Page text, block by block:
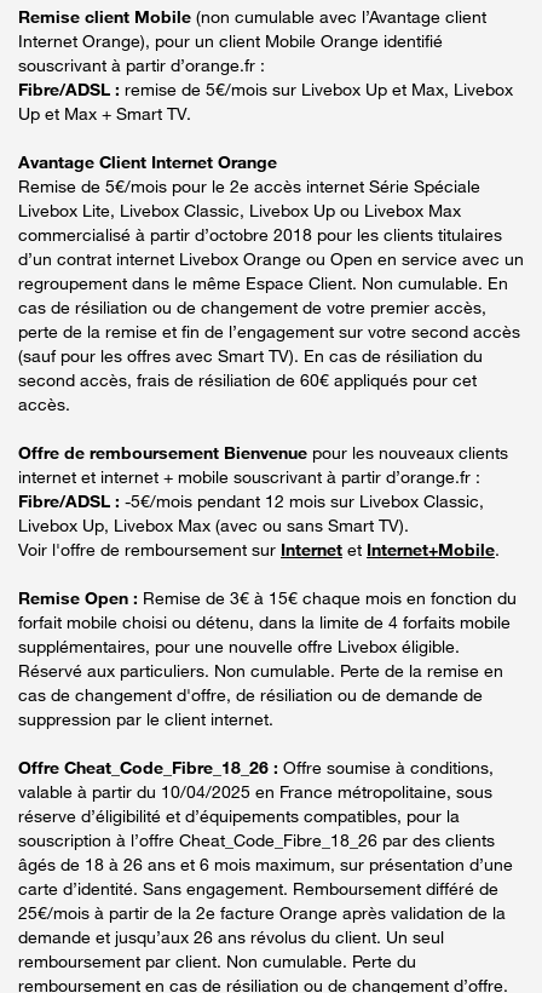
Remise client Mobile (non cumulable avec l’Avantage client
Internet Orange), pour un client Mobile Orange identifié
souscrivant à partir d’orange.fr :
Fibre/ADSL : remise de 5€/mois sur Livebox Up et Max, Livebox
Up et Max + Smart TV.
Avantage Client Internet Orange
Remise de 5€/mois pour le 2e accès internet Série Spéciale
Livebox Lite, Livebox Classic, Livebox Up ou Livebox Max
commercialisé à partir d’octobre 2018 pour les clients titulaires
d’un contrat internet Livebox Orange ou Open en service avec un
regroupement dans le même Espace Client. Non cumulable. En
cas de résiliation ou de changement de votre premier accès,
perte de la remise et fin de l’engagement sur votre second accès
(sauf pour les offres avec Smart TV). En cas de résiliation du
second accès, frais de résiliation de 60€ appliqués pour cet
accès.
Offre de remboursement Bienvenue pour les nouveaux clients
internet et internet + mobile souscrivant à partir d’orange.fr :
Fibre/ADSL : -5€/mois pendant 12 mois sur Livebox Classic,
Livebox Up, Livebox Max (avec ou sans Smart TV).
Voir l'offre de remboursement sur Internet et Internet+Mobile.
Remise Open : Remise de 3€ à 15€ chaque mois en fonction du
forfait mobile choisi ou détenu, dans la limite de 4 forfaits mobile
supplémentaires, pour une nouvelle offre Livebox éligible.
Réservé aux particuliers. Non cumulable. Perte de la remise en
cas de changement d'offre, de résiliation ou de demande de
suppression par le client internet.
Offre Cheat_Code_Fibre_18_26 : Offre soumise à conditions,
valable à partir du 10/04/2025 en France métropolitaine, sous
réserve d’éligibilité et d’équipements compatibles, pour la
souscription à l’offre Cheat_Code_Fibre_18_26 par des clients
âgés de 18 à 26 ans et 6 mois maximum, sur présentation d’une
carte d’identité. Sans engagement. Remboursement différé de
25€/mois à partir de la 2e facture Orange après validation de la
demande et jusqu’aux 26 ans révolus du client. Un seul
remboursement par client. Non cumulable. Perte du
remboursement en cas de résiliation ou de changement d’offre.